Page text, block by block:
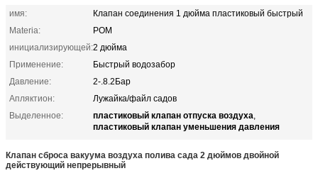
имя:
Клапан соединения 1 дюйма пластиковый быстрый
Materia:
POM
инициализирующей:2 дюйма
Применение:
Быстрый водозабор
Давление:
2-.8.2Бар
Апляктион:
Лужайка/файл садов
Выделенное:
пластиковый клапан отпуска воздуха,
пластиковый клапан уменьшения давления
Клапан сброса вакуума воздуха полива сада 2 дюймов двойной
действующий непрерывный